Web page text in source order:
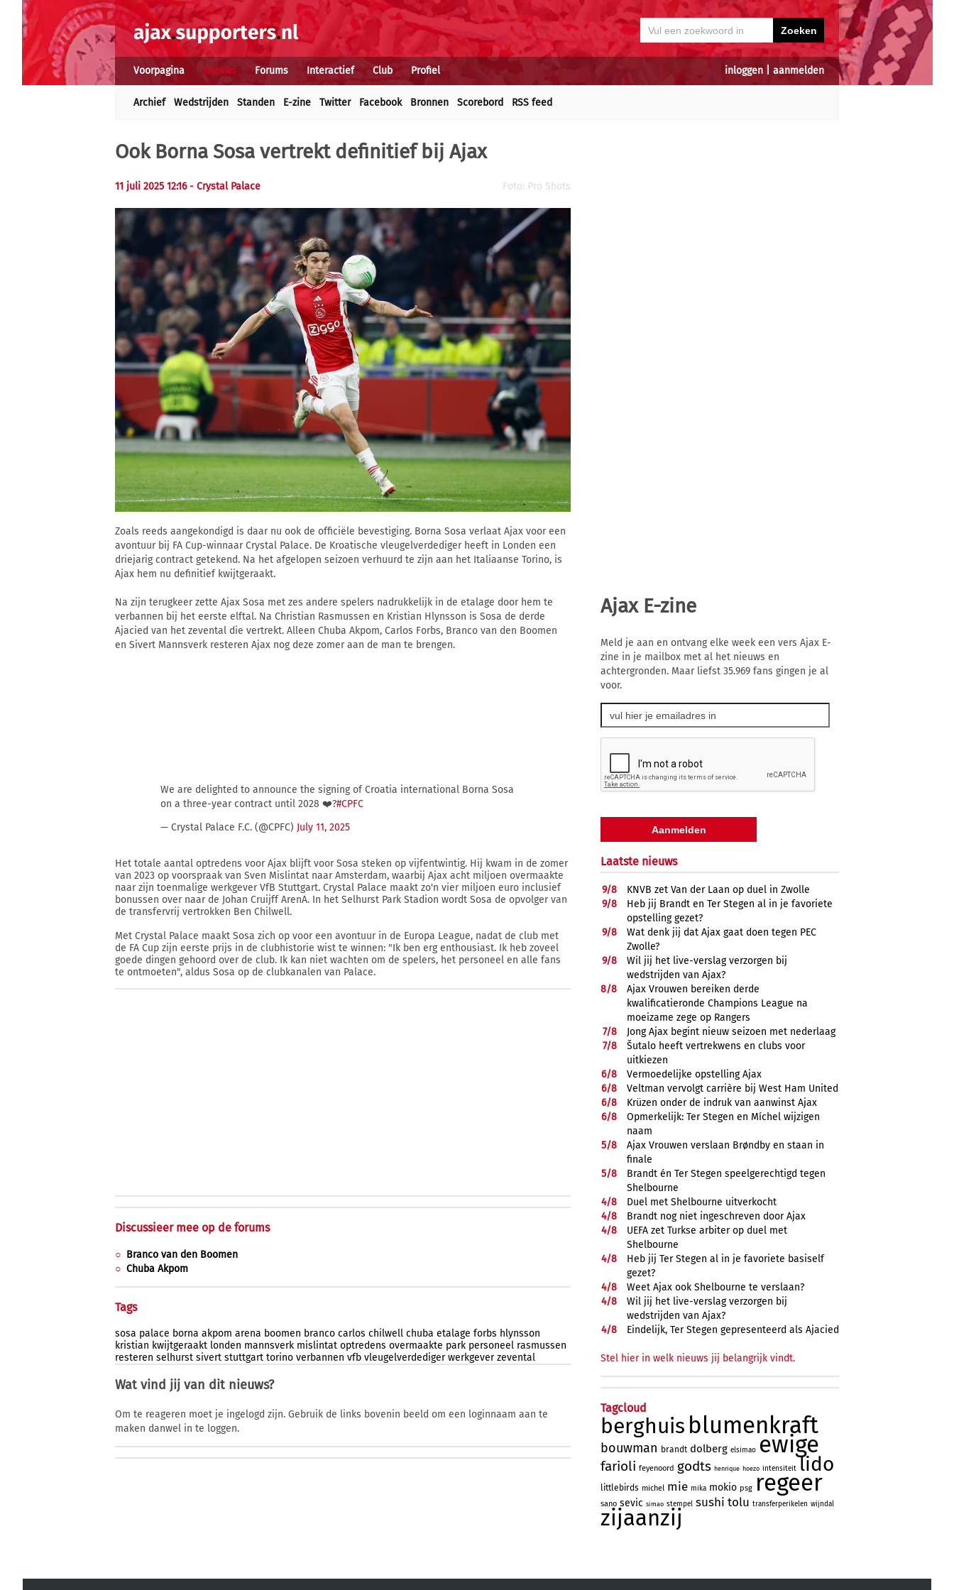
inloggen aanmelden
Voorpagina Nieuws Forums Interactief Club Profiel
Archief Wedstrijden Standen E-zine Twitter Facebook Bronnen Scorebord RSS feed
Ook Borna Sosa vertrekt definitief bij Ajax
11 juli 2025 12:16 - Crystal Palace Foto: Pro Shots
Zoals reeds aangekondigd is daar nu ook de officiële bevestiging. Borna Sosa verlaat Ajax voor een
avontuur bij FA Cup-winnaar Crystal Palace. De Kroatische vleugelverdediger heeft in Londen een
driejarig contract getekend. Na het afgelopen seizoen verhuurd te zijn aan het Italiaanse Torino, is
Ajax hem nu definitief kwijtgeraakt.
Na zijn terugkeer zette Ajax Sosa met zes andere spelers nadrukkelijk in de etalage door hem te
verbannen bij het eerste elftal. Na Christian Rasmussen en Kristian Hlynsson is Sosa de derde
Ajacied van het zevental die vertrekt. Alleen Chuba Akpom, Carlos Forbs, Branco van den Boomen
en Sivert Mannsverk resteren Ajax nog deze zomer aan de man te brengen.
We are delighted to announce the signing of Croatia international Borna Sosa
on a three-year contract until 2028 ❤️?#CPFC
— Crystal Palace F.C. (@CPFC) July 11, 2025
Het totale aantal optredens voor Ajax blijft voor Sosa steken op vijfentwintig. Hij kwam in de zomer
van 2023 op voorspraak van Sven Mislintat naar Amsterdam, waarbij Ajax acht miljoen overmaakte
naar zijn toenmalige werkgever VfB Stuttgart. Crystal Palace maakt zo'n vier miljoen euro inclusief
bonussen over naar de Johan Cruijff ArenA. In het Selhurst Park Stadion wordt Sosa de opvolger van
de transfervrij vertrokken Ben Chilwell.
Met Crystal Palace maakt Sosa zich op voor een avontuur in de Europa League, nadat de club met
de FA Cup zijn eerste prijs in de clubhistorie wist te winnen: "Ik ben erg enthousiast. Ik heb zoveel
goede dingen gehoord over de club. Ik kan niet wachten om de spelers, het personeel en alle fans
te ontmoeten", aldus Sosa op de clubkanalen van Palace.
Discussieer mee op de forums
Branco van den Boomen
Chuba Akpom
Tags
sosa palace borna akpom arena boomen branco carlos chilwell chuba etalage forbs hlynsson
kristian kwijtgeraakt londen mannsverk mislintat optredens overmaakte park personeel rasmussen
resteren selhurst sivert stuttgart torino verbannen vfb vleugelverdediger werkgever zevental
Wat vind jij van dit nieuws?
Om te reageren moet je ingelogd zijn. Gebruik de links bovenin beeld om een loginnaam aan te
maken danwel in te loggen.
Ajax E-zine
Meld je aan en ontvang elke week een vers Ajax E-
zine in je mailbox met al het nieuws en
achtergronden. Maar liefst 35.969 fans gingen je al
voor.
Laatste nieuws
9/8
KNVB zet Van der Laan op duel in Zwolle
9/8
Heb jij Brandt en Ter Stegen al in je favoriete
opstelling gezet?
9/8
Wat denk jij dat Ajax gaat doen tegen PEC
Zwolle?
9/8
Wil jij het live-verslag verzorgen bij
wedstrijden van Ajax?
8/8
Ajax Vrouwen bereiken derde
kwalificatieronde Champions League na
moeizame zege op Rangers
7/8
Jong Ajax begint nieuw seizoen met nederlaag
7/8
Šutalo heeft vertrekwens en clubs voor
uitkiezen
6/8
Vermoedelijke opstelling Ajax
6/8
Veltman vervolgt carrière bij West Ham United
6/8
Krüzen onder de indruk van aanwinst Ajax
6/8
Opmerkelijk: Ter Stegen en Míchel wijzigen
naam
5/8
Ajax Vrouwen verslaan Brøndby en staan in
finale
5/8
Brandt én Ter Stegen speelgerechtigd tegen
Shelbourne
4/8
Duel met Shelbourne uitverkocht
4/8
Brandt nog niet ingeschreven door Ajax
4/8
UEFA zet Turkse arbiter op duel met
Shelbourne
4/8
Heb jij Ter Stegen al in je favoriete basiself
gezet?
4/8
Weet Ajax ook Shelbourne te verslaan?
4/8
Wil jij het live-verslag verzorgen bij
wedstrijden van Ajax?
4/8 Eindelijk, Ter Stegen gepresenteerd als Ajacied
Stel hier in welk nieuws jij belangrijk vindt.
Tagcloud
berghuis blumenkraft
bouwman brandt dolberg elsimao ewige
farioli feyenoord godts henrique hoezo intensiteit lido
littlebirds michel mie mika mokio psg regeer
sano sevic simao stempel sushi tolu transferperikelen wijndal
zijaanzij